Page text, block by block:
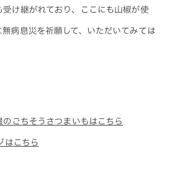
受け継がれており、ここにも山椒が使
無病息災を祈願して、いただいてみては
ごちそうさつまいもはこちら
はこちら